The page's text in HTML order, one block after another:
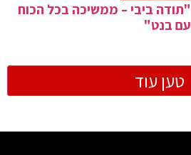
"תודה ביבי – ממשיכה בכל הכוח
עם בנט"
טען עוד